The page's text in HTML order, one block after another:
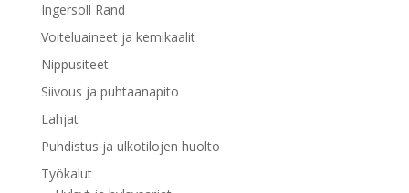
Ingersoll Rand
Voiteluaineet ja kemikaalit
Nippusiteet
Siivous ja puhtaanapito
Lahjat
Puhdistus ja ulkotilojen huolto
Työkalut